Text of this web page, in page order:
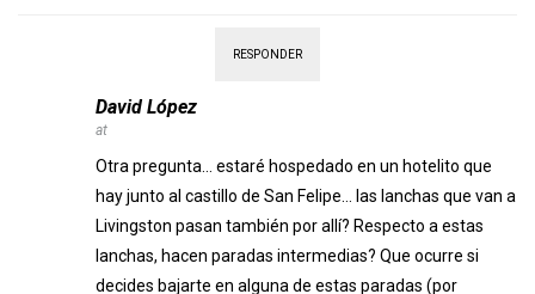
RESPONDER
David López
at
Otra pregunta… estaré hospedado en un hotelito que
hay junto al castillo de San Felipe… las lanchas que van a
Livingston pasan también por allí? Respecto a estas
lanchas, hacen paradas intermedias? Que ocurre si
decides bajarte en alguna de estas paradas (por